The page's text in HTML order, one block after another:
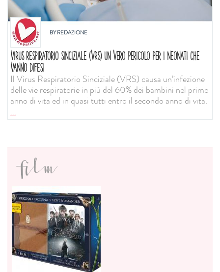
BYREDAZIONE
VIRUS RESPIRATORIO SINCIZIALE (VRS) UN VERO PERICOLO PER I NEONATI CHE
VANNO DIFESI
Il Virus Respiratorio Sinciziale (VRS) causa un’infezione
delle vie respiratorie in più del 60% dei bambini nel primo
anno di vita ed in quasi tutti entro il secondo anno di vita.
...
film